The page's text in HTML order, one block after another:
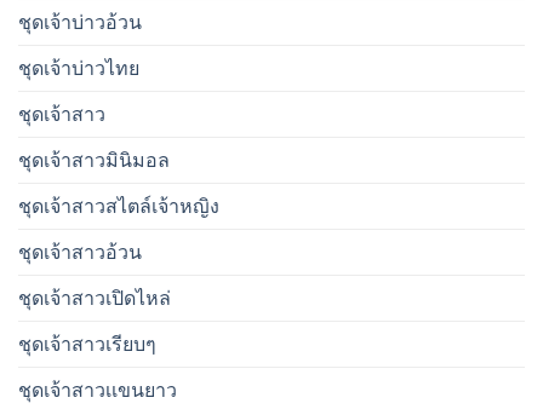
ชุดเจ้าบ่าวอ้วน
ชุดเจ้าบ่าวไทย
ชุดเจ้าสาว
ชุดเจ้าสาวมินิมอล
ชุดเจ้าสาวสไตล์เจ้าหญิง
ชุดเจ้าสาวอ้วน
ชุดเจ้าสาวเปิดไหล่
ชุดเจ้าสาวเรียบๆ
ชุดเจ้าสาวเเขนยาว